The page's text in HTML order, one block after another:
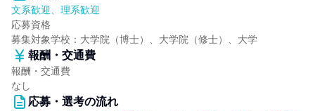
文系歓迎、理系歓迎
応募資格
募集対象学校：大学院（博士）、大学院（修士）、大学
報酬・交通費
報酬・交通費
なし
応募・選考の流れ